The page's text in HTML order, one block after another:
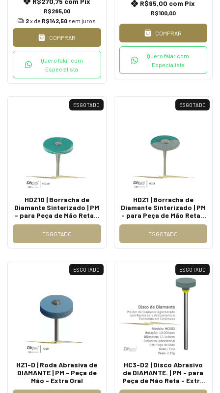
R$285,00
2x de R$142,50 sem juros
COMPRAR
Quero falar com
Especialista
R$100,00
R$95,00 com Pix
COMPRAR
Quero falar com
Especialista
ESGOTADO
HDZ1D | Borracha de
Diamante Sinterizado | PM
- para Peça de Mão Reta -
Extra Oral.
ESGOTADO
ESGOTADO
HDZ1 | Borracha de
Diamante Sinterizado | PM
- para Peça de Mão Reta -
Extra Oral.
ESGOTADO
ESGOTADO
HZ1-D | Roda Abrasiva de
DIAMANTE | PM - Peça de
Mão - Extra Oral
ESGOTADO
HC3-D2 | Disco Abrasivo
de DIAMANTE. | PM - para
Peça de Mão Reta - Extra
Oral.